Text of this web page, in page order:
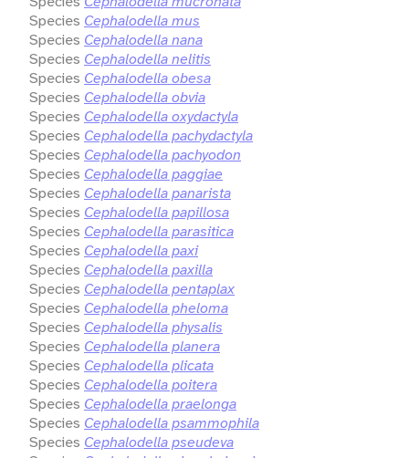
Species Cephalodella mus
Species Cephalodella nana
Species Cephalodella nelitis
Species Cephalodella obesa
Species Cephalodella obvia
Species Cephalodella oxydactyla
Species Cephalodella pachydactyla
Species Cephalodella pachyodon
Species Cephalodella paggiae
Species Cephalodella panarista
Species Cephalodella papillosa
Species Cephalodella parasitica
Species Cephalodella paxi
Species Cephalodella paxilla
Species Cephalodella pentaplax
Species Cephalodella pheloma
Species Cephalodella physalis
Species Cephalodella planera
Species Cephalodella plicata
Species Cephalodella poitera
Species Cephalodella praelonga
Species Cephalodella psammophila
Species Cephalodella pseudeva